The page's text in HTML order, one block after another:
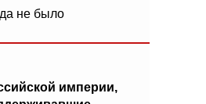
не было
империи,